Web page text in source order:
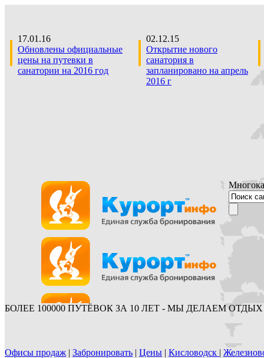
17.01.16
Обновлены официальные
цены на путевки в
санатории на 2016 год
02.12.15
Открытие нового
санатория в
запланировано на апрель
2016 г
БОЛЕЕ 100000 ПУТЁВОК ЗА 10 ЛЕТ - МЫ ДЕЛАЕМ ОТДЫХ
Офисы продаж | Забронировать | Цены | Кисловодск |